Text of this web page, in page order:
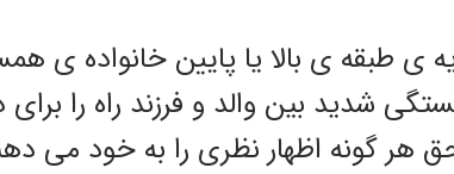
ی طبقه ی بالا یا پایین خانواده ی
شدید بین والد و فرزند راه را
هر گونه اظهار نظری را به خود می